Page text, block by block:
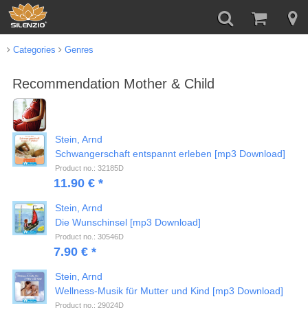
Categories Genres
Recommendation Mother & Child
Stein, Arnd
Schwangerschaft entspannt erleben [mp3 Download]
Product no.: 32185D
11.90 € *
Stein, Arnd
Die Wunschinsel [mp3 Download]
Product no.: 30546D
7.90 € *
Stein, Arnd
Wellness-Musik für Mutter und Kind [mp3 Download]
Product no.: 29024D